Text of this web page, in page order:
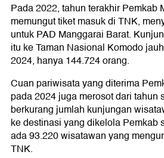
Pada 2022, tahun terakhir Pemkab
memungut tiket masuk di TNK,
untuk PAD Manggarai Barat.
itu ke Taman Nasional Komodo
2024, hanya 144.724 orang.
Cuan pariwisata yang diterima
pada 2024 juga merosot dari tahun
berkurang jumlah kunjungan
ke destinasi yang dikelola Pemkab
ada 93.220 wisatawan yang
TNK.